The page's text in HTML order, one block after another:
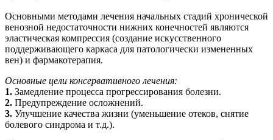
Основными методами лечения начальных стадий хронической
венозной недостаточности нижних конечностей являются
эластическая компрессия (создание искусственного
поддерживающего каркаса для патологически измененных
вен) и фармакотерапия.
Основные цели консервативного лечения:
1. Замедление процесса прогрессирования болезни.
2. Предупреждение осложнений.
3. Улучшение качества жизни (уменьшение отеков, снятие
болевого синдрома и т.д.).